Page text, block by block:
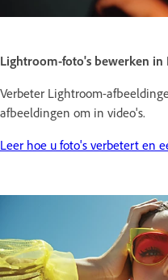
Lightroom-foto's bewerken in
Verbeter Lightroom-
afbeeldingen om in video's.
Leer hoe u foto's verbetert en